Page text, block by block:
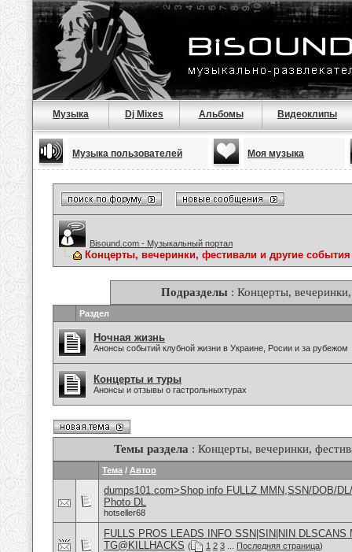
Музыка Dj Mixes Альбомы Видеоклипы
Музыка пользователей Моя музыка
Bisound.com - Музыкальный портал
Концерты, вечеринки, фестивали и другие события
Подразделы: Концерты,
Раздел
Ночная жизнь
Анонсы событий клубной жизни в Украине, Росии и за рубежом
Концерты и туры
Анонсы и отзывы о гастрольныхтурах
Темы раздела : Концерты, вечеринки,
Тема / Автор
dumps101.com>Shop info FULLZ MMN,SSN/DOB/
Photo DL
hotseller68
FULLS PROS LEADS INFO SSN|SIN|NIN
TG@KILLHACKS ( 1 2 3 Последняя страница)